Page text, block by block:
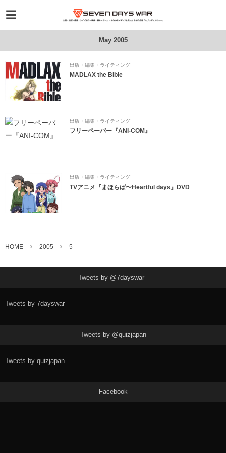
May 2005
出版・編集・ライティング
MADLAX the Bible
出版・編集・ライティング
フリーペーパー『ANI-COM』
出版・編集・ライティング
TVアニメ『まほらば〜Heartful days』DVD
HOME 2005 5
Tweets by @7dayswar_
Tweets by 7dayswar_
Tweets by @quizjapan
Tweets by quizjapan
Facebook